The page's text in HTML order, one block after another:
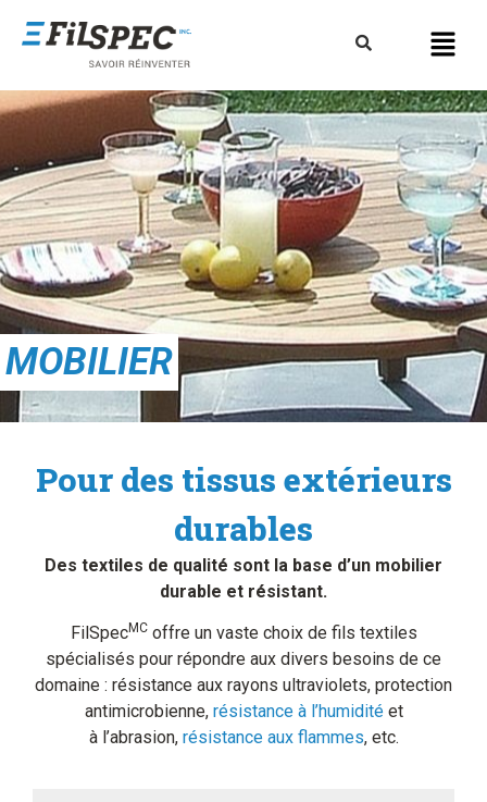
MOBILIER
Pour des tissus extérieurs
durables
Des textiles de qualité sont la base d’un mobilier
durable et résistant.
FilSpecMCoffre un vaste choix de fils textiles
spécialisés pour répondre aux divers besoins de ce
domaine : résistance aux rayons ultraviolets, protection
antimicrobienne, résistance à l’humiditéet
à l’abrasion, résistance aux flammes, etc.